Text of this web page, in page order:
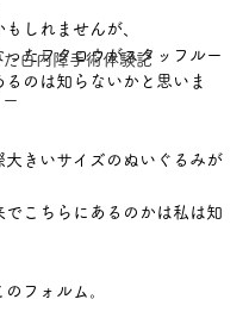
白内障手術体験記
しれませんが、
ったフクロウがスタッフルー
るのは知らないかと思いま
大きいサイズのぬいぐるみが
でこちらにあるのかは私は知
フォルム。